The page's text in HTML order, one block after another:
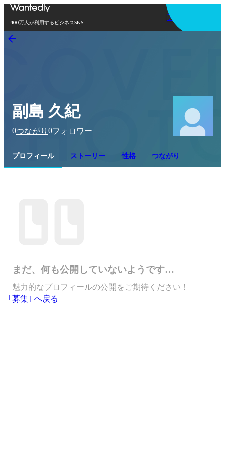
400万人が利用するビジネスSNS
アプリを使う
副島 久紀
0つながり 0フォロワー
プロフィール ストーリー 性格 つながり
まだ、何も公開していないようです…
魅力的なプロフィールの公開をご期待ください！
｢募集｣ へ戻る